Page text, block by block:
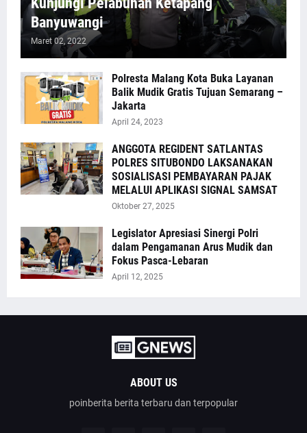
Banyuwangi
Maret 02, 2022
Polresta Malang Kota Buka Layanan
Balik Mudik Gratis Tujuan Semarang –
Jakarta
April 24, 2023
ANGGOTA REGIDENT SATLANTAS
POLRES SITUBONDO LAKSANAKAN
SOSIALISASI PEMBAYARAN PAJAK
MELALUI APLIKASI SIGNAL SAMSAT
Oktober 27, 2025
Legislator Apresiasi Sinergi Polri
dalam Pengamanan Arus Mudik dan
Fokus Pasca-Lebaran
April 12, 2025
ABOUT US
poinberita berita terbaru dan terpopular